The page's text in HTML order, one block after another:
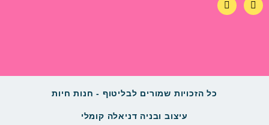
כל הזכויות שמורים לבליטוף - חנות חיות
עיצוב ובניה דניאלה קומלי